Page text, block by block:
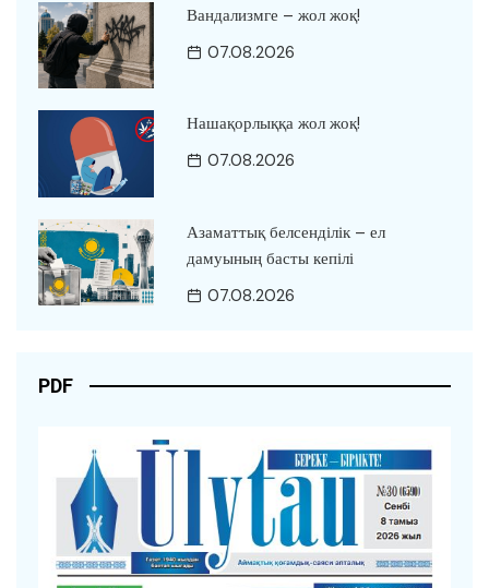
Вандализмге – жол жоқ!
07.08.2026
Нашақорлыққа жол жоқ!
07.08.2026
Азаматтық белсенділік – ел
дамуының басты кепілі
07.08.2026
PDF